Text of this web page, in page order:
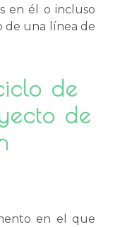
en él o incluso
una línea de
de
de
en el que